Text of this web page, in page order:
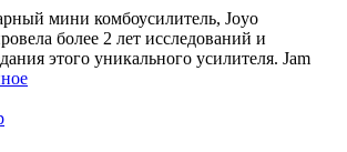
мини комбоусилитель, Joyo
более 2 лет исследований и
этого уникального усилителя. Jam